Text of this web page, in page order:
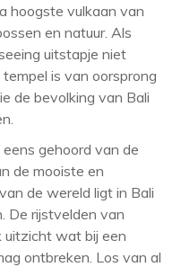
hoogste vulkaan van
en natuur. Als
uitstapje niet
is van oorsprong
de bevolking van Bali
gehoord van de
de mooiste en
de wereld ligt in Bali
De rijstvelden van
uitzicht wat bij een
ontbreken. Los van al